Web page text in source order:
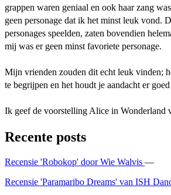
grappen waren geniaal en ook haar zang
geen personage dat ik het minst leuk vond.
personages speelden, zaten bovendien
mij was er geen minst favoriete personage.
Mijn vrienden zouden dit echt leuk vinden;
te begrijpen en het houdt je aandacht er
Ik geef de voorstelling Alice in Wonderland
Recente posts
Recensie 'Robokop' door Wie Walvis —
Recensie 'Paramaribo Dreams' van ISH